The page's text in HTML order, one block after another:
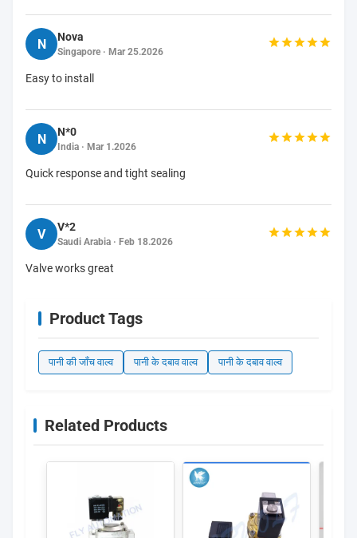
N Nova
Singapore · Mar 25.2026
Easy to install
N N*0
India · Mar 1.2026
Quick response and tight sealing
V V*2
Saudi Arabia · Feb 18.2026
Valve works great
Product Tags
पानी की जाँच वाल्व पानी के दबाव वाल्व पानी के दबाव वाल्व
Related Products